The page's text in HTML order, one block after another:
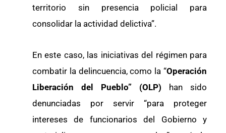
territorio sin presencia policial para
consolidar la actividad delictiva”.
En este caso, las iniciativas del régimen para
combatir la delincuencia, como la “Operación
Liberación del Pueblo” (OLP) han sido
denunciadas por servir “para proteger
intereses de funcionarios del Gobierno y